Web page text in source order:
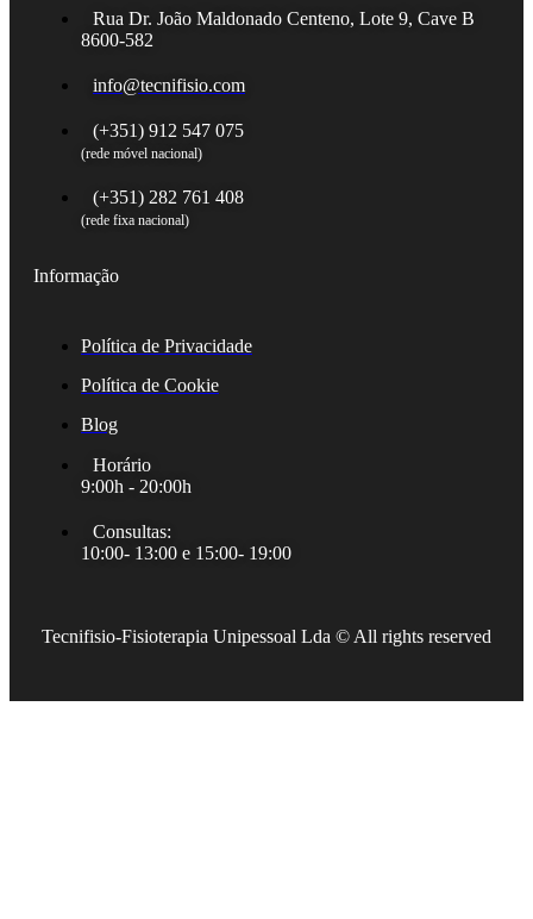
Rua Dr. João Maldonado Centeno, Lote 9, Cave B
8600-582
info@tecnifisio.com
(+351) 912 547 075
(rede móvel nacional)
(+351) 282 761 408
(rede fixa nacional)
Informação
Política de Privacidade
Política de Cookie
Blog
Horário
9:00h - 20:00h
Consultas:
10:00- 13:00 e 15:00- 19:00
Tecnifisio-Fisioterapia Unipessoal Lda © All rights reserved